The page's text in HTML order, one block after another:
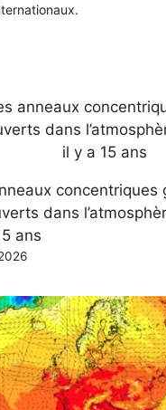
concentriques
dans
ans